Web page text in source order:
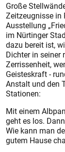
Große
Zeitzeugnisse in
Ausstellung
im Nürtinger
dazu bereit ist,
Dichter in seiner
Zerrissenheit,
Geisteskraft -
Anstalt und den
Stationen:
Mit einem
geht es los.
Wie kann man
gutem Hause